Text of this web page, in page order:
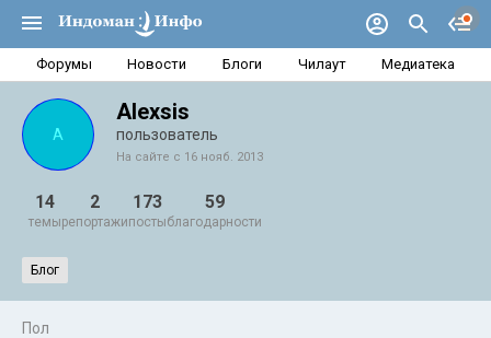
Форумы Новости Блоги Чилаут Медиатека
A
Alexsis
пользователь
На сайте с 16 нояб. 2013
14
темы
2
репортажи
173
посты
59
благодарности
Блог
Пол